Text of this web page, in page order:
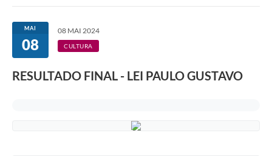
Tributos
MAI
08
08 MAI 2024
CULTURA
RESULTADO FINAL - LEI PAULO GUSTAVO